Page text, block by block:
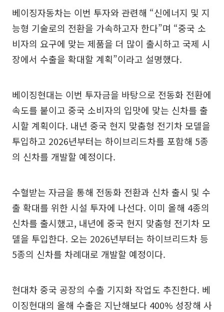
베이징자동차는 이번 투자와 관련해 “신에너지 및 지
능형 기술로의 전환을 가속하고자 한다”며 “중국 소
비자의 요구에 맞는 제품을 더 많이 출시하고 국제 시
장에서 수출을 확대할 계획”이라고 설명했다.
베이징현대는 이번 투자금을 바탕으로 전동화 전환에
속도를 붙이고 중국 소비자의 입맛에 맞는 신차를 출
시할 계획이다. 내년 중국 현지 맞춤형 전기차 모델을
투입하고 2026년부터는 하이브리드차를 포함해 5종
의 신차를 개발할 예정이다.
수혈받는 자금을 통해 전동화 전환과 신차 출시 및 수
출 확대를 위한 시설 투자에 나선다. 이미 올해 4종의
신차를 출시했고, 내년에 중국 현지 맞춤형 전기차 모
델을 투입한다. 오는 2026년부터는 하이브리드차 등
5종의 신차를 차례대로 개발할 예정이다.
현대차 중국 공장의 수출 기지화 작업도 추진한다. 베
이징현대의 올해 수출은 지난해보다 400% 성장해 사